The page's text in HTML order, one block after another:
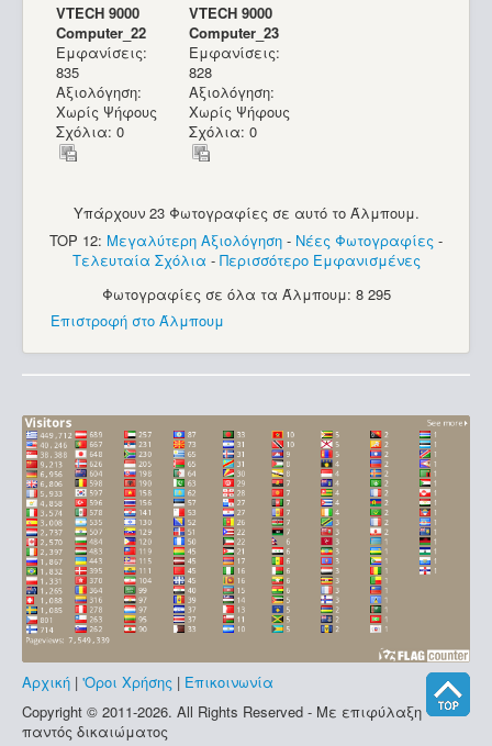
VTECH 9000
Computer_22
Εμφανίσεις:
835
Αξιολόγηση:
Χωρίς Ψήφους
Σχόλια: 0
VTECH 9000
Computer_23
Εμφανίσεις:
828
Αξιολόγηση:
Χωρίς Ψήφους
Σχόλια: 0
Υπάρχουν 23 Φωτογραφίες σε αυτό το Άλμπουμ.
TOP 12: Μεγαλύτερη Αξιολόγηση - Νέες Φωτογραφίες -
Τελευταία Σχόλια - Περισσότερο Εμφανισμένες
Φωτογραφίες σε όλα τα Άλμπουμ: 8 295
Επιστροφή στο Άλμπουμ
Αρχική | 'Οροι Χρήσης | Επικοινωνία
Copyright © 2011-2026. All Rights Reserved - Με επιφύλαξη
παντός δικαιώματος